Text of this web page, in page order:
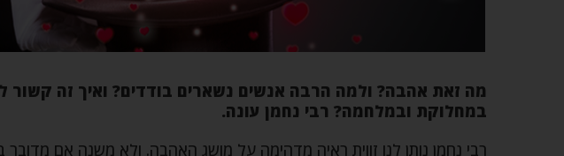
מה זאת אהבה? ולמה הרבה אנשים נשארים בודדים? ואיך זה קשור
במחלוקת ובמלחמה? רבי נחמן עונה.
רבי נחמן נותן לנו זווית ראיה מדהימה על מושג האהבה. ולא משנה אם מדובר